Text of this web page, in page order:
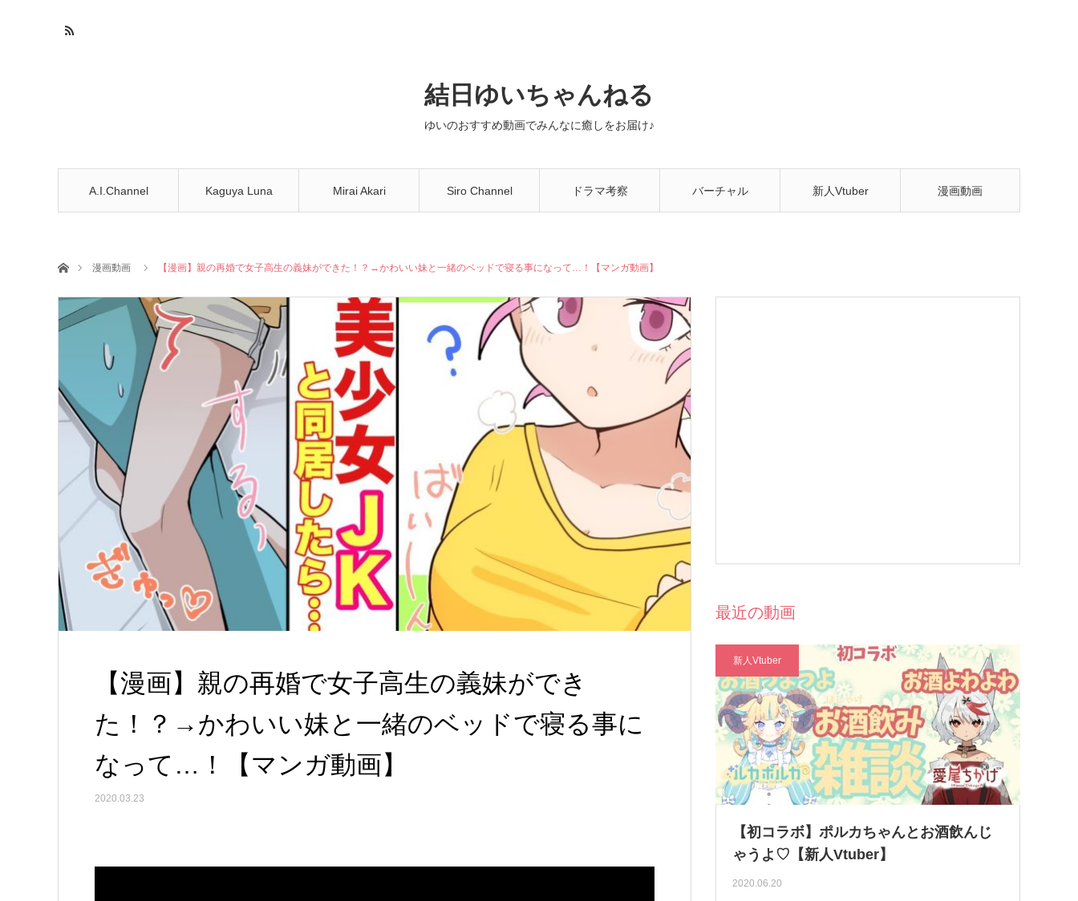
結日ゆいちゃんねる
ゆいのおすすめ動画でみんなに癒しをお届け♪
A.I.Channel Kaguya Luna Mirai Akari Siro Channel ドラマ考察 バーチャル 新人Vtuber 漫画動画
ホーム漫画動画 【漫画】親の再婚で女子高生の義妹ができた！？→かわいい妹と一緒のベッドで寝る事になって…！【マンガ動画】
【漫画】親の再婚で女子高生の義妹ができ
た！？→かわいい妹と一緒のベッドで寝る事に
なって…！【マンガ動画】
2020.03.23
最近の動画
新人Vtuber
【初コラボ】ポルカちゃんとお酒飲んじ
ゃうよ♡【新人Vtuber】
2020.06.20